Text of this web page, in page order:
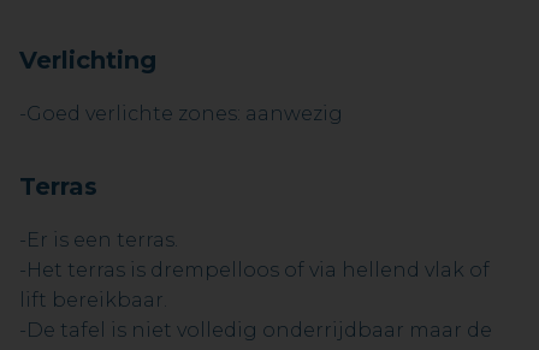
Verlichting
-Goed verlichte zones: aanwezig
Terras
-Er is een terras.
-Het terras is drempelloos of via hellend vlak of
lift bereikbaar.
-De tafel is niet volledig onderrijdbaar maar de